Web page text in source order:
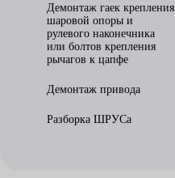
Демонтаж гаек крепления
шаровой опоры и
рулевого наконечника
или болтов крепления
рычагов к цапфе
Демонтаж привода
Разборка ШРУСа